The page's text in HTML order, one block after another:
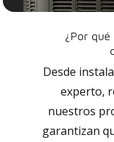
¿Por
Desde
experto,
nuestros
garantizan